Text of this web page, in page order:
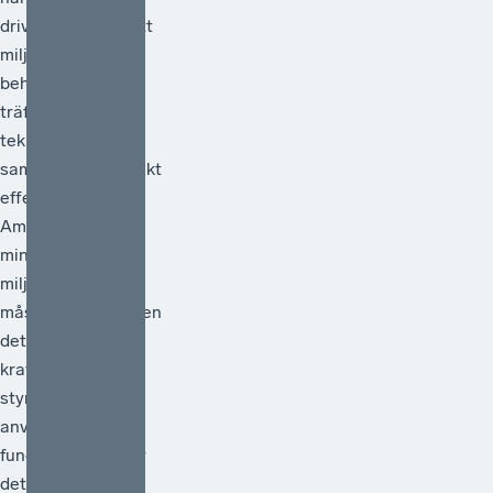
drivit frågan om att
miljöpolitiken
behöver vara
träffsäker,
teknikneutral och
samhällsekonomiskt
effektiv.[1]
Ambitionen att
minska
miljöpåverkan
måste vara hög men
det måste också
kraven på att de
styrmedel som
används faktiskt
fungerar. Därför är
det välkomme...